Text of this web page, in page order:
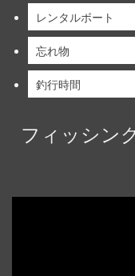
レンタルボート
忘れ物
釣行時間
フィッシン